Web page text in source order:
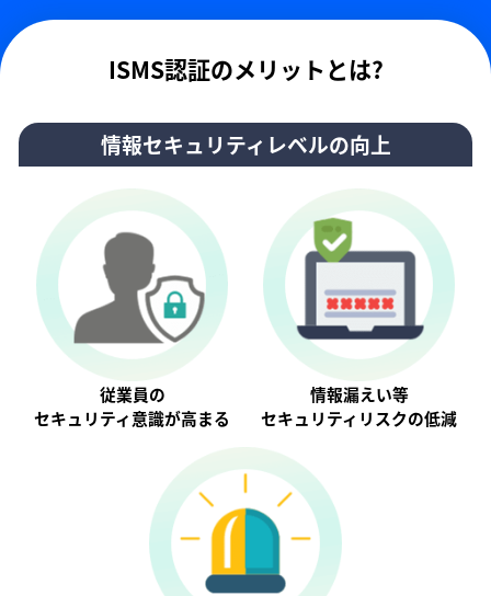
ISMS認証のメリットとは?
情報セキュリティレベルの向上
従業員の
セキュリティ意識が⾼まる
情報漏えい等
セキュリティリスクの低減